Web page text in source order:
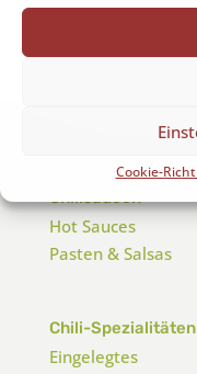
Cookie-
Chilisaucen
Hot Sauces
Pasten & Salsas
Chili-Spezialitäten
Eingelegtes